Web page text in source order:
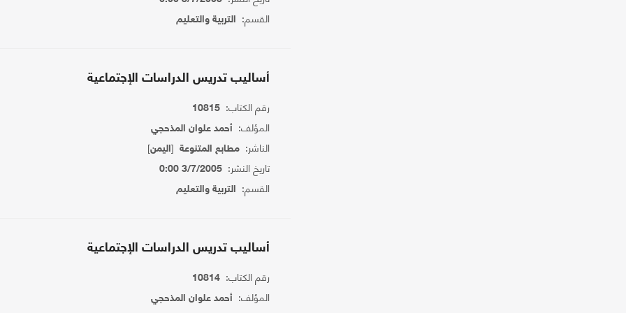
القسم: التربية والتعليم
أساليب تدريس الدراسات الإجتماعية
رقم الكتاب: 10815
المؤلف: أحمد علوان المذحجي
الناشر: مطابع المتنوعة[اليمن]
تاريخ النشر: 3/7/2005 0:00
القسم: التربية والتعليم
أساليب تدريس الدراسات الإجتماعية
رقم الكتاب: 10814
المؤلف: أحمد علوان المذحجي